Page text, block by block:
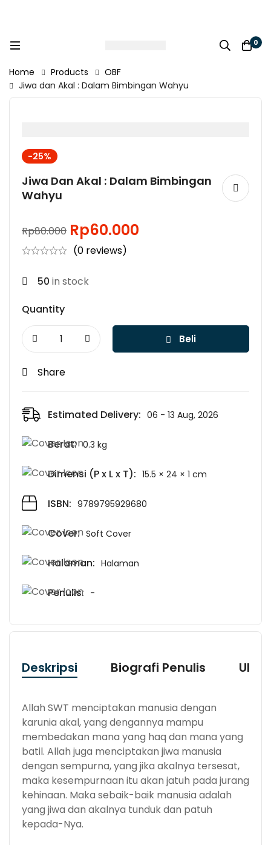
0
Home Products
OBF
Jiwa dan Akal : Dalam Bimbingan Wahyu
-25%
Jiwa Dan Akal : Dalam Bimbingan
Wahyu
Rp80.000 Rp60.000
(0 reviews)
50 in stock
Quantity
Beli
Share
Estimated Delivery: 06 - 13 Aug, 2026
Berat: 0.3 kg
Dimensi (P x L x T): 15.5 × 24 × 1 cm
ISBN: 9789795929680
Cover: Soft Cover
Halaman: Halaman
Penulis: -
Deskripsi Biografi Penulis
Allah SWT menciptakan manusia dengan
karunia akal, yang dengannya mampu
membedakan mana yang haq dan mana yang
batil. Allah juga menciptakan jiwa manusia
dengan sempurna, yang jika akalnya tersesat,
maka kesempurnaan itu akan jatuh pada jurang
kehinaan. Maka sebaik-baik manusia adalah
yang jiwa dan akalnya tunduk dan patuh
kepada-Nya.